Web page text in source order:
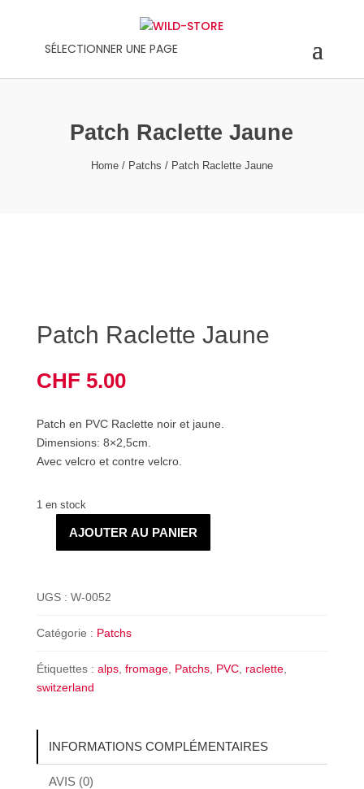
SÉLECTIONNER UNE PAGE
Patch Raclette Jaune
Home/ Patchs / Patch Raclette Jaune
Patch Raclette Jaune
CHF 5.00
Patch en PVC Raclette noir et jaune.
Dimensions: 8×2,5cm.
Avec velcro et contre velcro.
1 en stock
quantité
Raclette
AJOUTER AU PANIER
UGS : W-0052
Catégorie : Patchs
Étiquettes : alps, fromage, Patchs, PVC, raclette,
switzerland
INFORMATIONS COMPLÉMENTAIRES
AVIS (0)